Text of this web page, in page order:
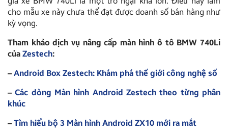
cho mẫu xe này chưa thể đạt được doanh số bán hàng như
kỳ vọng.
Tham khảo dịch vụ nâng cấp màn hình ô tô BMW 740Li
của Zestech:
– Android Box Zestech: Khám phá thế giới công nghệ số
–Các dòng Màn hình Android Zestech theo từng phân
khúc
– Tìm hiểu bộ 3 Màn hình Android ZX10 mới ra mắt